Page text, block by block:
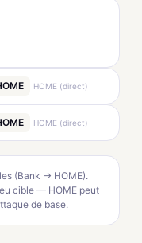
HOME (direct)
HOME (direct)
(Bank → HOME).
cible — HOME peut
de base.